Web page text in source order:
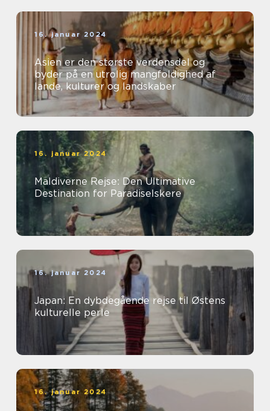
16. januar 2024
Asien er den største verdensdel og
byder på en utrolig mangfoldighed af
lande, kulturer og landskaber
16. januar 2024
Maldiverne Rejse: Den Ultimative
Destination for Paradiselskere
16. januar 2024
Japan: En dybdegående rejse til Østens
kulturelle perle
16. januar 2024